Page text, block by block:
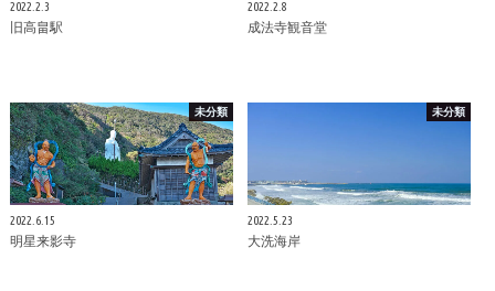
2022.2.3
旧高畠駅
2022.2.8
成法寺観音堂
未分類
2022.6.15
明星来影寺
未分類
2022.5.23
大洗海岸